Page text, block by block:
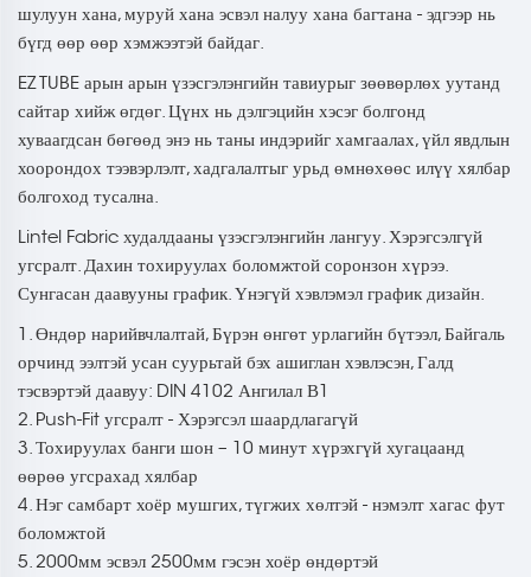
шулуун хана, муруй хана эсвэл налуу хана багтана - эдгээр нь
бүгд өөр өөр хэмжээтэй байдаг.
EZ TUBE арын арын үзэсгэлэнгийн тавиурыг зөөвөрлөх уутанд
сайтар хийж өгдөг. Цүнх нь дэлгэцийн хэсэг болгонд
хуваагдсан бөгөөд энэ нь таны индэрийг хамгаалах, үйл явдлын
хоорондох тээвэрлэлт, хадгалалтыг урьд өмнөхөөс илүү хялбар
болгоход тусална.
Lintel Fabric худалдааны үзэсгэлэнгийн лангуу. Хэрэгсэлгүй
угсралт. Дахин тохируулах боломжтой соронзон хүрээ.
Сунгасан даавууны график. Үнэгүй хэвлэмэл график дизайн.
1. Өндөр нарийвчлалтай, Бүрэн өнгөт урлагийн бүтээл, Байгаль
орчинд ээлтэй усан суурьтай бэх ашиглан хэвлэсэн, Галд
тэсвэртэй даавуу: DIN 4102 Ангилал В1
2. Push-Fit угсралт - Хэрэгсэл шаардлагагүй
3. Тохируулах банги шон – 10 минут хүрэхгүй хугацаанд
өөрөө угсрахад хялбар
4. Нэг самбарт хоёр мушгих, түгжих хөлтэй - нэмэлт хагас фут
боломжтой
5. 2000мм эсвэл 2500мм гэсэн хоёр өндөртэй